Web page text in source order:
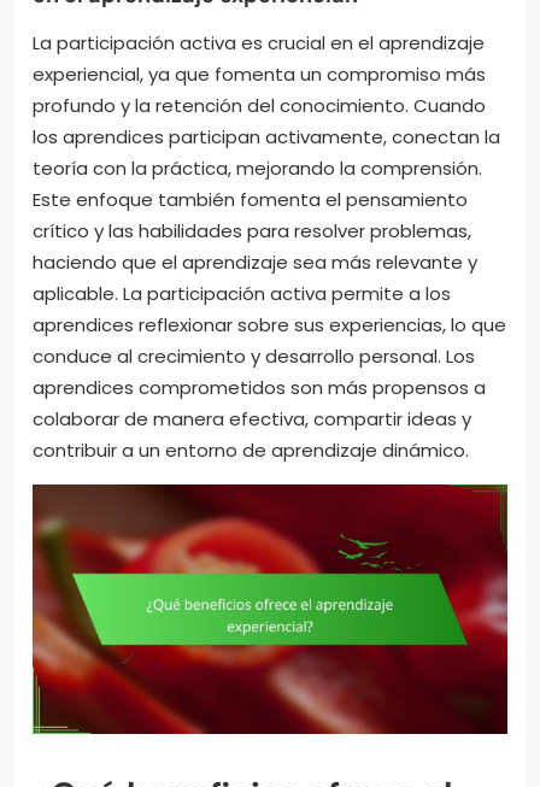
La participación activa es crucial en el aprendizaje
experiencial, ya que fomenta un compromiso más
profundo y la retención del conocimiento. Cuando
los aprendices participan activamente, conectan la
teoría con la práctica, mejorando la comprensión.
Este enfoque también fomenta el pensamiento
crítico y las habilidades para resolver problemas,
haciendo que el aprendizaje sea más relevante y
aplicable. La participación activa permite a los
aprendices reflexionar sobre sus experiencias, lo que
conduce al crecimiento y desarrollo personal. Los
aprendices comprometidos son más propensos a
colaborar de manera efectiva, compartir ideas y
contribuir a un entorno de aprendizaje dinámico.